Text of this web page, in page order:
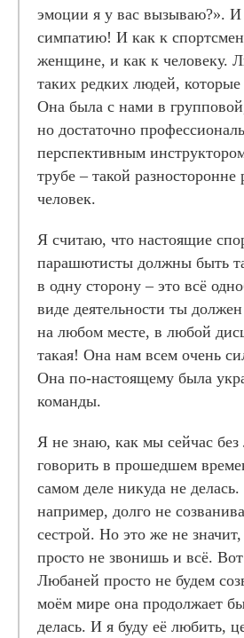
эмоции я у вас вызываю?». И
симпатию! И как к
женщине, и как к человеку.
таких редких людей, которые
Она была с нами в
но достаточно
перспективным
трубе – такой разносторонне
человек.
Я считаю, что настоящие
парашютисты должны быть
в одну сторону – это всё
виде деятельности ты
на любом месте, в любой
такая! Она нам всем очень
Она по-настоящему была
команды.
Я не знаю, как мы сейчас
говорить в прошедшем
самом деле никуда не
например, долго не
сестрой. Но это же не значит,
просто не звонишь и всё.
Любаней просто не будем
моём мире она продолжает
делась. И я буду её любить,